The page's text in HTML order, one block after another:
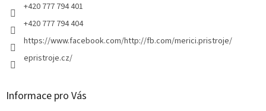
+420 777 794 401
+420 777 794 404
https://www.facebook.com/http://fb.com/merici.pristroje/
epristroje.cz/
Informace pro Vás